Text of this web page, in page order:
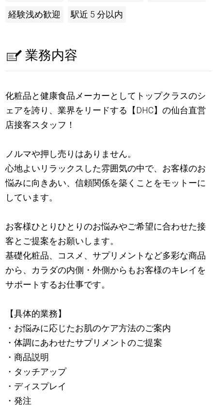
経験浅め歓迎 駅近 5 分以内
業務内容
化粧品と健康食品メーカーとしてトップクラスのシ
ェアを誇り、業界をリードする【DHC】の仙台直営
店接客スタッフ！
ノルマや押し売りはありません。
心地よいリラックスした雰囲気の中で、お客様のお
悩みに向きあい、信頼関係を築くことをモットーに
しています。
お客様ひとりひとりのお悩みやご希望に合わせた接
客とご提案をお願いします。
基礎化粧品、コスメ、サプリメントなど多彩な商品
から、カラダの内側・外側からもお客様のキレイを
サポートするお仕事です。
【具体的業務】
・お悩みに応じたお肌のケア方法のご案内
・体調にあわせたサプリメントのご提案
・商品説明
・タッチアップ
・ディスプレイ
・発注